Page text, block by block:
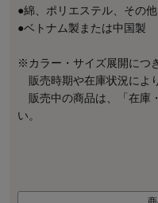
●綿、ポリエステル、その他
●ベトナム製または中国製
※カラー・サイズ展開につ
販売時期や在庫状況によ
販売中の商品は、「在庫
い。